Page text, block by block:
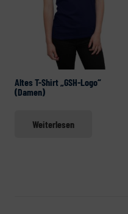
Altes T-Shirt „GSH-Logo“
(Damen)
Weiterlesen